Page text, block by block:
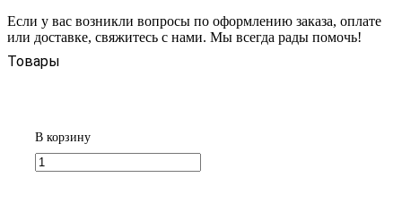
Если у вас возникли вопросы по оформлению заказа, оплате
или доставке, свяжитесь с нами. Мы всегда рады помочь!
Товары
В корзину